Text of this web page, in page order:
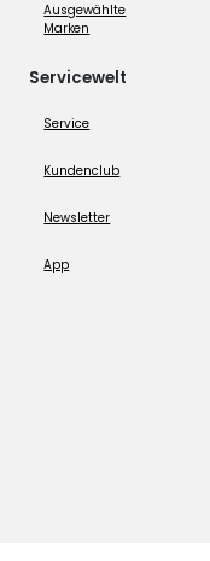
Ausgewählte
Marken
Servicewelt
Service
Kundenclub
Newsletter
App